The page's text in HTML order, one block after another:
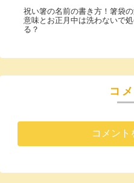
祝い箸の名前の書き方！箸袋
意味とお正月中は洗わないで
る？
コ
コメント